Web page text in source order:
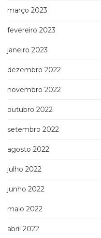
março 2023
fevereiro 2023
janeiro 2023
dezembro 2022
novembro 2022
outubro 2022
setembro 2022
agosto 2022
julho 2022
junho 2022
maio 2022
abril 2022